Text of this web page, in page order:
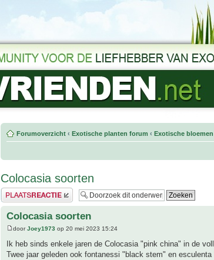
Forumoverzicht ‹ Exotische planten forum ‹ Exotische
Colocasia soorten
Plaats een reactie
Colocasia soorten
doorJoey1973 op 20 mei 2023 15:24
Ik heb sinds enkele jaren de Colocasia "pink china" in de
Twee jaar geleden ook fontanessi "black stem" en